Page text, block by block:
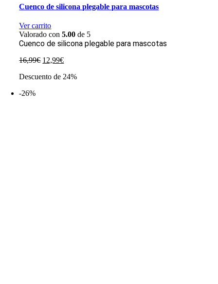
Cuenco de silicona plegable para mascotas
Ver carrito
Valorado con5.00 de 5
Cuenco de silicona plegable para mascotas
16,99€ El
original
12,99€El
actual
Descuento de 24%
-26%